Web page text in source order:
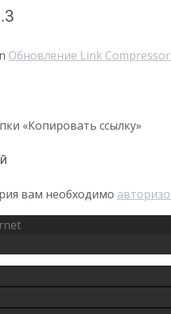
Обновление Link Compressor.
«Копировать ссылку»
вам необходимо